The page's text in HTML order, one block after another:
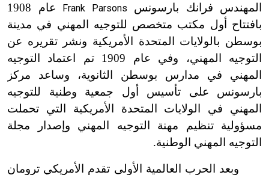
المهندس فرانك بارسونس Frank Parsons
عام 1908
بافتتاح أول مكتب متخصص للتوجيه المهني في مدينة
بوسطن بالولايات المتحدة الأمريكية ونشر تقريره عن
التوجيه المهني، وفي عام 1909 تم اعتماد التوجيه
المهني في مدارس بوسطن الثانوية، وساعد مركز
بارسونس على تأسيس أول جمعية وطنية للتوجيه
المهني في الولايات المتحدة الأمريكية التي تحملت
مسؤولية تنظيم مهنة التوجيه المهني وإصدار مجلة
التوجيه المهني الوطنية.
وبعد الحرب العالمية الأولى تقدم الأمريكي ترومان